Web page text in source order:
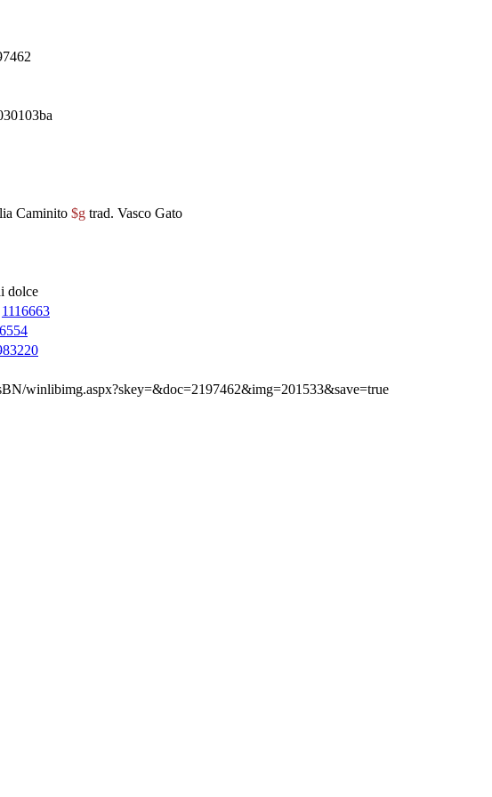
Caminito $g trad. Vasco Gato
dolce
1116663
winlibimg.aspx?skey=&doc=2197462&img=201533&save=true